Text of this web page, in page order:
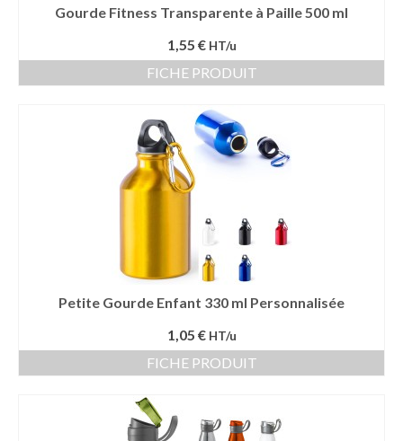
Tee-shirt publicitaire
Vêtement Haute Visibilité
Gourde Fitness Transparente à Paille 500 ml
1,55 € HT/u
FICHE PRODUIT
Petite Gourde Enfant 330 ml Personnalisée
1,05 € HT/u
FICHE PRODUIT